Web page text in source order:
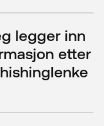
legger inn
etter